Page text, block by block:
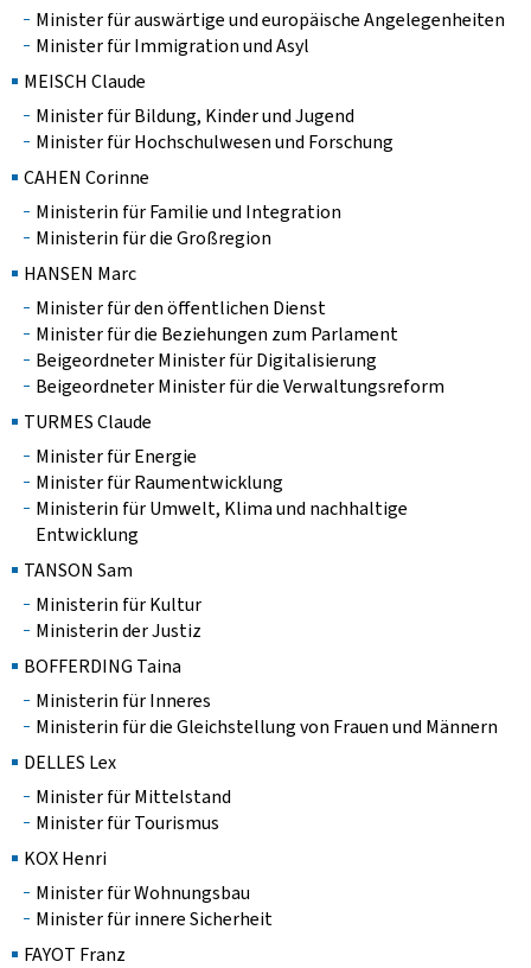
Minister für auswärtige und europäische Angelegenheiten
Minister für Immigration und Asyl
MEISCH Claude
Minister für Bildung, Kinder und Jugend
Minister für Hochschulwesen und Forschung
CAHEN Corinne
Ministerin für Familie und Integration
Ministerin für die Großregion
HANSEN Marc
Minister für den öffentlichen Dienst
Minister für die Beziehungen zum Parlament
Beigeordneter Minister für Digitalisierung
Beigeordneter Minister für die Verwaltungsreform
TURMES Claude
Minister für Energie
Minister für Raumentwicklung
Ministerin für Umwelt, Klima und nachhaltige
Entwicklung
TANSON Sam
Ministerin für Kultur
Ministerin der Justiz
BOFFERDING Taina
Ministerin für Inneres
Ministerin für die Gleichstellung von Frauen und Männern
DELLES Lex
Minister für Mittelstand
Minister für Tourismus
KOX Henri
Minister für Wohnungsbau
Minister für innere Sicherheit
FAYOT Franz